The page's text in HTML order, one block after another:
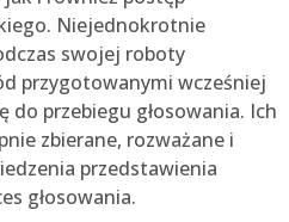
Niejednokrotnie
swojej roboty
przygotowanymi wcześniej
do przebiegu głosowania. Ich
zbierane, rozważane i
przedstawienia
głosowania.